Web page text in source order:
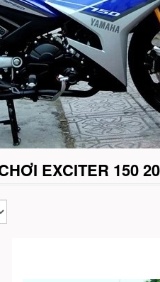
EXCITER 150